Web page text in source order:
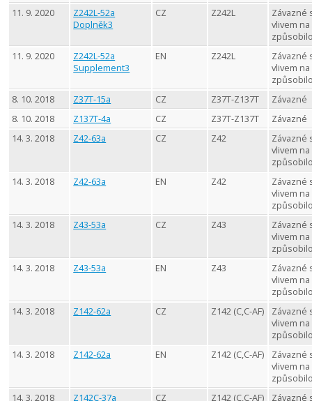
11. 9. 2020
Z242L-52a
Doplněk3
CZ Z242L
Závazné
vlivem na
11. 9. 2020
Z242L-52a
Supplement3
EN Z242L
Závazné
vlivem na
8. 10. 2018
Z37T-15a CZ Z37T-Z137T
Závazné
8. 10. 2018
Z137T-4a CZ Z37T-Z137T
Závazné
14. 3. 2018
Z42-63a CZ Z42
Závazné
vlivem na
14. 3. 2018
Z42-63a EN Z42
Závazné
vlivem na
14. 3. 2018
Z43-53a CZ Z43
Závazné
vlivem na
14. 3. 2018
Z43-53a EN Z43
Závazné
vlivem na
14. 3. 2018
Z142-62a CZ Z142 (C,C-AF)
Závazné
vlivem na
14. 3. 2018
Z142-62a EN Z142 (C,C-AF)
Závazné
vlivem na
14. 3. 2018
Z142C-37a CZ Z142 (C,C-AF)
Závazné